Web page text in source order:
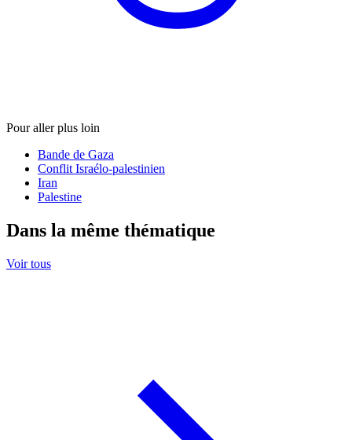
Pour aller plus loin
Bande de Gaza
Conflit Israélo-palestinien
Iran
Palestine
Dans la même thématique
Voir tous